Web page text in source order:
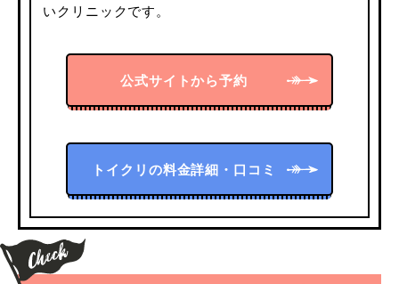
いクリニックです。
公式サイトから予約
トイクリの料金詳細・口コミ